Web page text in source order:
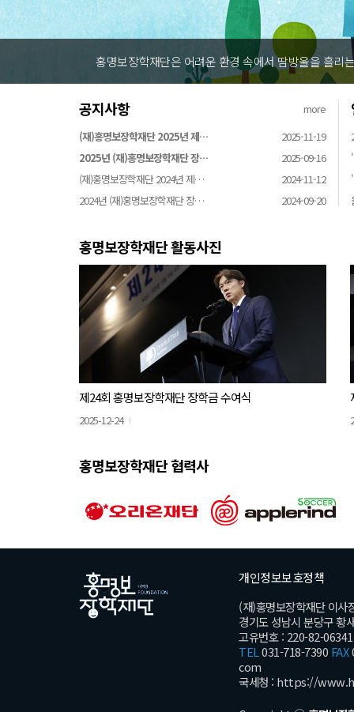
홍명보장학재단은 어려운 환경 속에서 땀방울을 흘리
공지사항
more
(재)홍명보장학재단 2025년 제…
2025-11-19
2025년 (재)홍명보장학재단 장…
2025-09-16
(재)홍명보장학재단 2024년 제…
2024-11-12
2024년 (재)홍명보장학재단 장…
2024-09-20
홍명보장학재단 활동사진
제24회 홍명보장학재단 장학금 수여식
2025-12-24
홍명보장학재단 협력사
개인정보보호정책
(재)홍명보장학재단 이사
경기도 성남시 분당구 황
고유번호 : 220-82-06341
TEL031-718-7390 FAX
com
국세청 : https://